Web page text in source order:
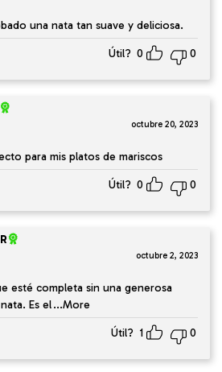
una nata tan suave y deliciosa.
Útil? 0 0
octubre 20, 2023
para mis platos de mariscos
Útil? 0 0
octubre 2, 2023
esté completa sin una generosa
Es el...More
Útil? 1 0